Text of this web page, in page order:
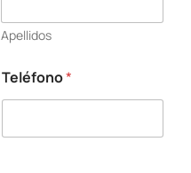
Apellidos
Teléfono*